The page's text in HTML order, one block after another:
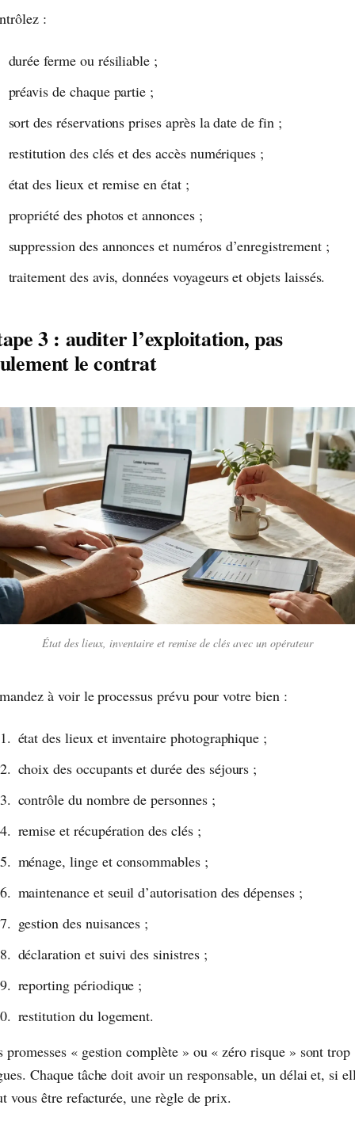
:
durée ferme ou résiliable ;
préavis de chaque partie ;
sort des réservations prises après la date de fin ;
restitution des clés et des accès numériques ;
état des lieux et remise en état ;
propriété des photos et annonces ;
suppression des annonces et numéros d’enregistrement ;
traitement des avis, données voyageurs et objets laissés.
3 : auditer l’exploitation, pas
le contrat
État des lieux, inventaire et remise de clés avec un opérateur
à voir le processus prévu pour votre bien :
état des lieux et inventaire photographique ;
choix des occupants et durée des séjours ;
contrôle du nombre de personnes ;
remise et récupération des clés ;
ménage, linge et consommables ;
maintenance et seuil d’autorisation des dépenses ;
gestion des nuisances ;
déclaration et suivi des sinistres ;
reporting périodique ;
restitution du logement.
promesses « gestion complète » ou « zéro risque » sont trop
Chaque tâche doit avoir un responsable, un délai et, si
vous être refacturée, une règle de prix.